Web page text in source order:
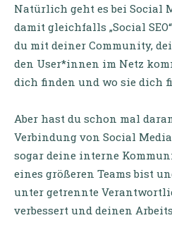
Natürlich geht es bei Social
damit gleichfalls „Social
du mit deiner Community,
den User*innen im Netz
dich finden und wo sie dich
Aber hast du schon mal
Verbindung von Social Media
sogar deine interne
eines größeren Teams bist
unter getrennte
verbessert und deinen